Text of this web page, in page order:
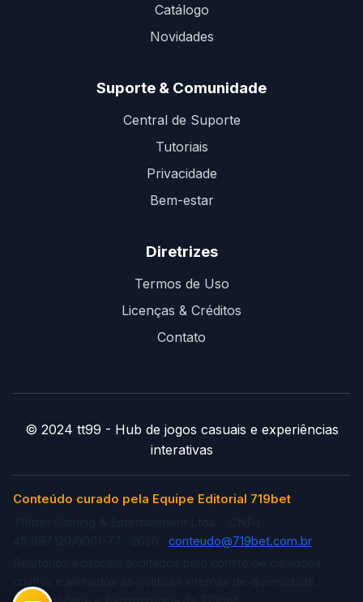
Catálogo
Novidades
Suporte & Comunidade
Central de Suporte
Tutoriais
Privacidade
Bem-estar
Diretrizes
Termos de Uso
Licenças & Créditos
Contato
© 2024 tt99 - Hub de jogos casuais e experiências
interativas
Conteúdo curado pela Equipe Editorial 719bet
conteudo@719bet.com.br